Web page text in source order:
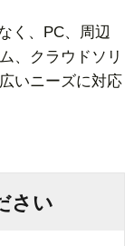
く、PC、周辺
、クラウドソリ
いニーズに対応
さい